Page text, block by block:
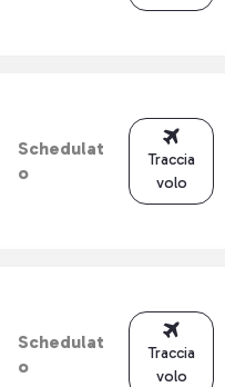
Schedulat
o
Traccia
volo
Schedulat
o
Traccia
volo